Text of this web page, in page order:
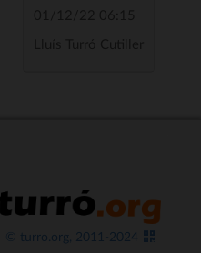
© turro.org, 2011-2024